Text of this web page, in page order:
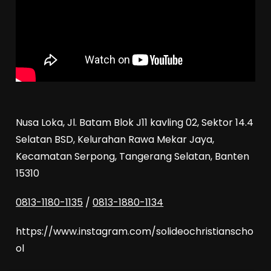
Nusa Loka, Jl. Batam Blok J11 kavling 02, Sektor 14.4
Selatan BSD, Kelurahan Rawa Mekar Jaya,
Kecamatan Serpong, Tangerang Selatan, Banten
15310
0813-1180-1135 /0813-1880-1134
https://www.instagram.com/solideochristianscho
ol